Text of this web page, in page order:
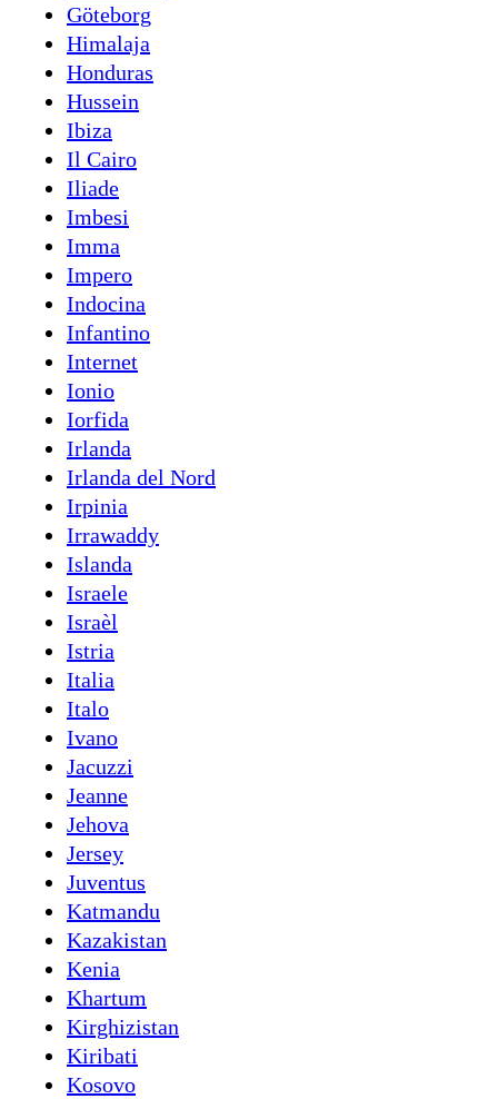
Göteborg
Himalaja
Honduras
Hussein
Ibiza
Il Cairo
Iliade
Imbesi
Imma
Impero
Indocina
Infantino
Internet
Ionio
Iorfida
Irlanda
Irlanda del Nord
Irpinia
Irrawaddy
Islanda
Israele
Israèl
Istria
Italia
Italo
Ivano
Jacuzzi
Jeanne
Jehova
Jersey
Juventus
Katmandu
Kazakistan
Kenia
Khartum
Kirghizistan
Kiribati
Kosovo